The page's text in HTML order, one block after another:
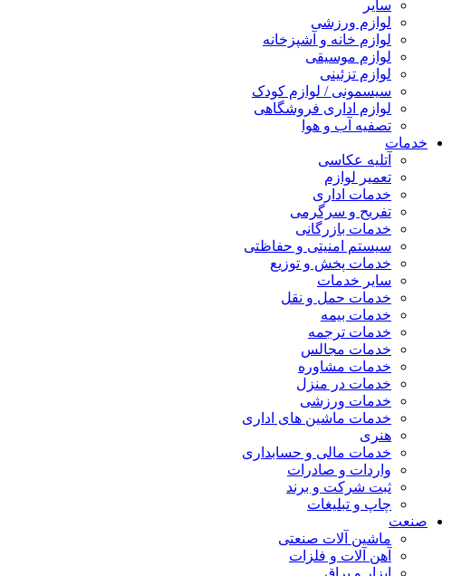
سایر
لوازم ورزشی
لوازم خانه و آشپزخانه
لوازم موسیقی
لوازم تزئینی
سیسمونی / لوازم کودک
لوازم اداری فروشگاهی
تصفیه آب و هوا
خدمات
آتلیه عکاسی
تعمیر لوازم
خدمات اداری
تفریح و سرگرمی
خدمات بازرگانی
سیستم امنیتی و حفاظتی
خدمات پخش و توزیع
سایر خدمات
خدمات حمل و نقل
خدمات بیمه
خدمات ترجمه
خدمات مجالس
خدمات مشاوره
خدمات در منزل
خدمات ورزشی
خدمات ماشین های اداری
هنری
خدمات مالی و حسابداری
واردات و صادرات
ثبت شرکت و برند
چاپ و تبلیغات
صنعت
ماشین آلات صنعتی
آهن آلات و فلزات